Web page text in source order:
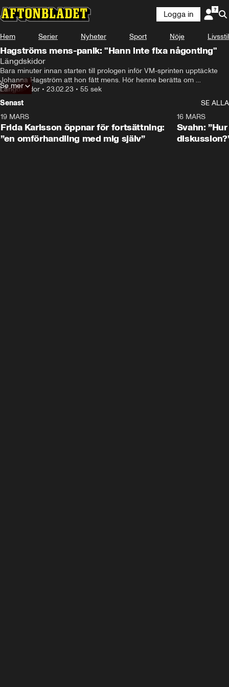
Logga in
Hem Serier Nyheter Sport Nöje Livsstil
Hagströms mens-panik: "Hann inte fixa någonting"
Längdskidor
Bara minuter innan starten till prologen inför VM-sprinten upptäckte
Johanna Hagström att hon fått mens. Hör henne berätta om
situationen här.
Längdskidor • 23.02.23 • 55 sek
Se mer
Senast
SE ALLA
19 MARS
Frida Karlsson öppnar för fortsättning:
”en omförhandling med mig själv”
16 MARS
Svahn: